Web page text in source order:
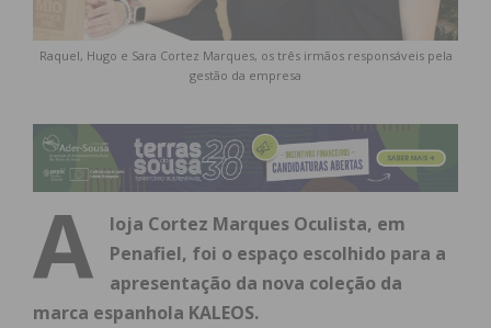
Raquel, Hugo e Sara Cortez Marques, os três irmãos responsáveis pela
gestão da empresa
A
loja Cortez Marques Oculista, em
Penafiel, foi o espaço escolhido para a
apresentação da nova coleção da
marca espanhola KALEOS.